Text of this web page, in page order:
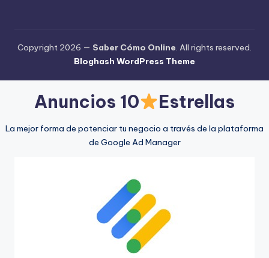
Copyright 2026 — Saber Cómo Online. All rights reserved.
Bloghash WordPress Theme
Anuncios 10 Estrellas
La mejor forma de potenciar tu negocio a través de la plataforma
de Google Ad Manager